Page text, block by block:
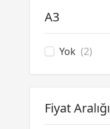
A3
Yok (2)
Fiyat Aralığı